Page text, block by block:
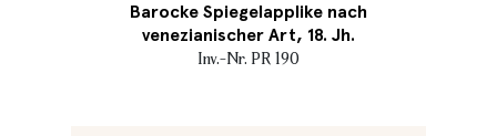
Barocke Spiegelapplike nach
venezianischer Art, 18. Jh.
Inv.-Nr. PR 190